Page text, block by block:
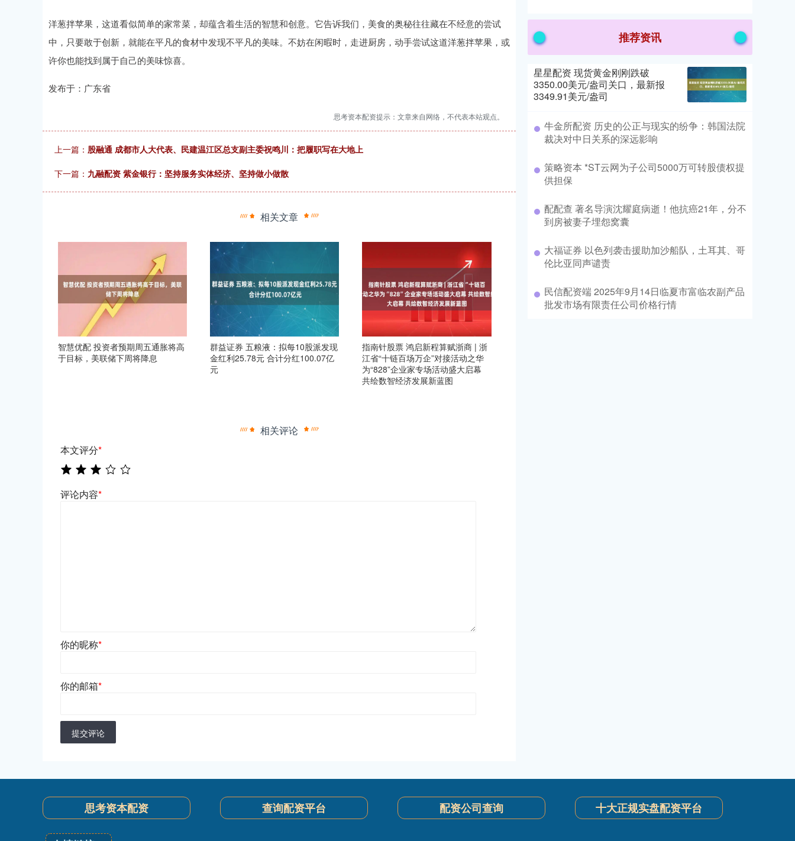
洋葱拌苹果，这道看似简单的家常菜，却蕴含着生活的智慧和创意。它告诉我们，美食的奥秘往往藏在不经意的尝试
中，只要敢于创新，就能在平凡的食材中发现不平凡的美味。不妨在闲暇时，走进厨房，动手尝试这道洋葱拌苹果，或
许你也能找到属于自己的美味惊喜。
发布于：广东省
思考资本配资提示：文章来自网络，不代表本站观点。
上一篇： 股融通 成都市人大代表、民建温江区总支副主委祝鸣川：把履职写在大地上
下一篇： 九融配资 紫金银行：坚持服务实体经济、坚持做小做散
相关文章
智慧优配 投资者预期周五通胀将高
于目标，美联储下周将降息
群益证券 五粮液：拟每10股派发现
金红利25.78元 合计分红100.07亿
元
指南针股票 鸿启新程算赋浙商 | 浙
江省“十链百场万企”对接活动之华
为“828”企业家专场活动盛大启幕
共绘数智经济发展新蓝图
相关评论
本文评分*
评论内容*
你的昵称*
你的邮箱*
提交评论
推荐资讯
星星配资 现货黄金刚刚跌破
3350.00美元/盎司关口，最新报
3349.91美元/盎司
牛金所配资 历史的公正与现实的纷争：韩国法院
裁决对中日关系的深远影响
策略资本 *ST云网为子公司5000万可转股债权提
供担保
配配查 著名导演沈耀庭病逝！他抗癌21年，分不
到房被妻子埋怨窝囊
大福证券 以色列袭击援助加沙船队，土耳其、哥
伦比亚同声谴责
民信配资端 2025年9月14日临夏市富临农副产品
批发市场有限责任公司价格行情
思考资本配资 查询配资平台 配资公司查询 十大正规实盘配资平台